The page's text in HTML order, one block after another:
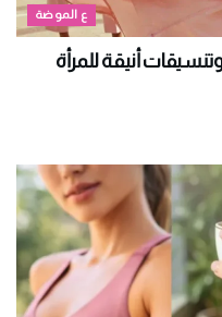
ع الموضة
جريئة وتنسيقات أنيقة للمرأة